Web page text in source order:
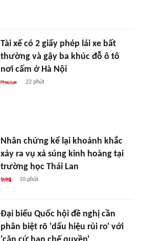
Tài xế có 2 giấy phép lái xe bất
thường và gậy ba khúc đỗ ô tô
nơi cấm ở Hà Nội
22 phút
Nhân chứng kể lại khoảnh khắc
xảy ra vụ xả súng kinh hoàng tại
trường học Thái Lan
10 phút
Đại biểu Quốc hội đề nghị cần
phân biệt rõ 'dấu hiệu rủi ro' với